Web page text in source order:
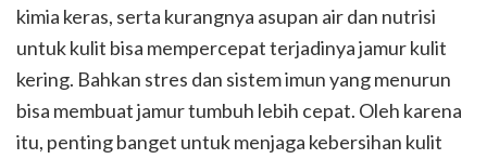
kimia keras, serta kurangnya asupan air dan nutrisi
untuk kulit bisa mempercepat terjadinya jamur kulit
kering. Bahkan stres dan sistem imun yang menurun
bisa membuat jamur tumbuh lebih cepat. Oleh karena
itu, penting banget untuk menjaga kebersihan kulit